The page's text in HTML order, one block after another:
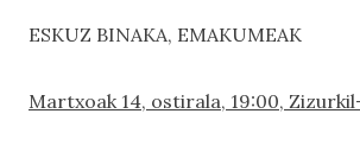
ESKUZ BINAKA, EMAKUMEAK
Martxoak 14, ostirala, 19:00,